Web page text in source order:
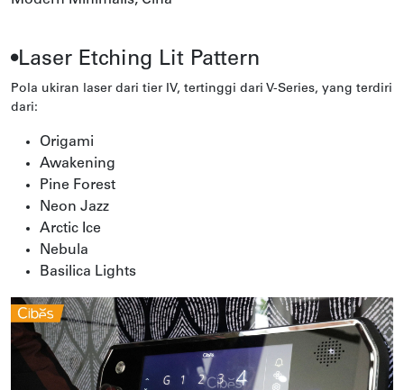
•Laser Etching Lit Pattern
Pola ukiran laser dari tier IV, tertinggi dari V-Series, yang terdiri
dari:
Origami
Awakening
Pine Forest
Neon Jazz
Arctic Ice
Nebula
Basilica Lights